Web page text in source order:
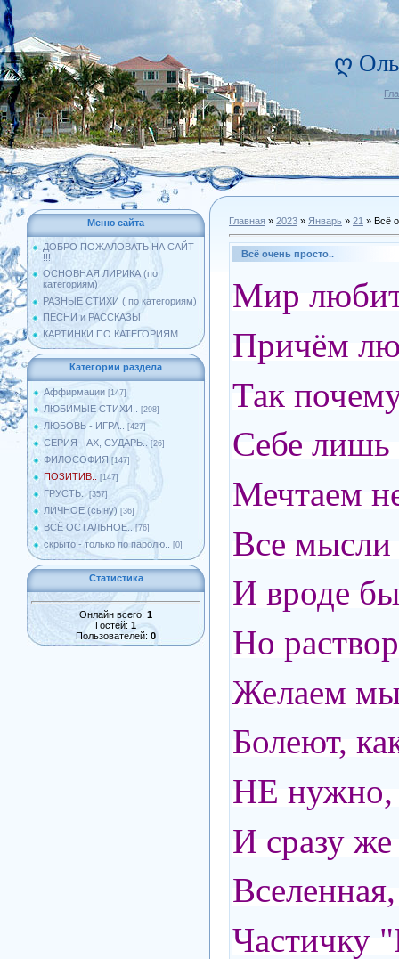
ღ
Меню сайта
ДОБРО ПОЖАЛОВАТЬ НА САЙТ
!!!
ОСНОВНАЯ ЛИРИКА (по
категориям)
РАЗНЫЕ СТИХИ ( по категориям)
ПЕСНИ и РАССКАЗЫ
КАРТИНКИ ПО КАТЕГОРИЯМ
Категории раздела
Аффирмации [147]
ЛЮБИМЫЕ СТИХИ.. [298]
ЛЮБОВЬ - ИГРА.. [427]
СЕРИЯ - АХ, СУДАРЬ.. [26]
ФИЛОСОФИЯ [147]
ПОЗИТИВ.. [147]
ГРУСТЬ.. [357]
ЛИЧНОЕ (сыну) [36]
ВСЁ ОСТАЛЬНОЕ.. [76]
скрыто - только по паролю.. [0]
Статистика
Онлайн всего: 1
Гостей: 1
Пользователей: 0
Главная » 2023 » Январь » 21 » Всё
Всё очень просто..
Мир любит
Причём
Так
Себе лишь
Мечтаем
Все мысли
И вроде
Но
Желаем мы
Болеют,
НЕ нужно,
И сразу
Частичку